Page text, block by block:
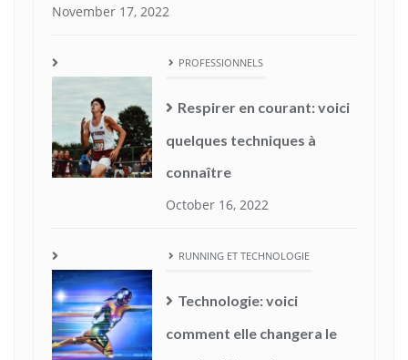
November 17, 2022
PROFESSIONNELS
Respirer en courant: voici
quelques techniques à
connaître
October 16, 2022
RUNNING ET TECHNOLOGIE
Technologie: voici
comment elle changera le